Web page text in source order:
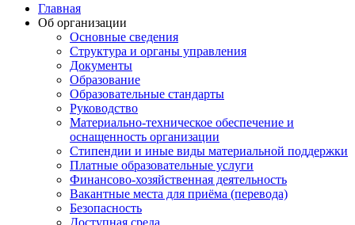
Главная
Об организации
Основные сведения
Структура и органы управления
Документы
Образование
Образовательные стандарты
Руководство
Материально-техническое обеспечение и
оснащенность организации
Стипендии и иные виды материальной поддержки
Платные образовательные услуги
Финансово-хозяйственная деятельность
Вакантные места для приёма (перевода)
Безопасность
Доступная среда